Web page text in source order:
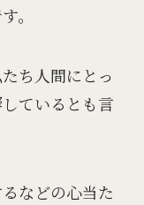
。
ち人間にとっ
ているとも言
などの心当た